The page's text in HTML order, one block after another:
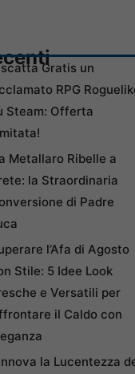
Gratis un
RPG
Steam: Offerta
Metallaro Ribelle a
la Straordinaria
di Padre
l’Afa di Agosto
Stile: 5 Idee Look
e Versatili per
il Caldo con
la Lucentezza